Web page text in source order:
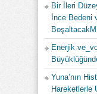
Bir İleri
İnce Bedeni
Enerjik
Yuna’nın
Hareketlerle